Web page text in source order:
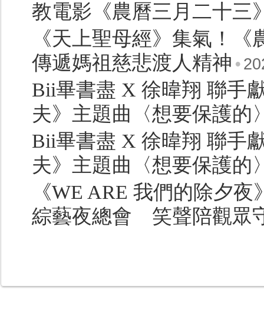
教電影《農曆三月二十三
《天上聖母經》集氣！
傳遞媽祖慈悲渡人精神 •
Bii畢書盡 X 徐暐翔 聯手
夫》主題曲〈想要保護的
Bii畢書盡 X 徐暐翔 聯手
夫》主題曲〈想要保護的
《WE ARE 我們的除夕
綜藝夜總會 笑聲陪觀眾